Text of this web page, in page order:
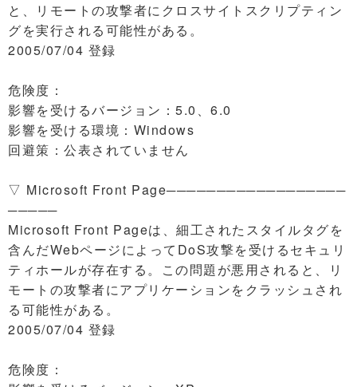
と、リモートの攻撃者にクロスサイトスクリプティン
グを実行される可能性がある。
2005/07/04 登録
危険度：
影響を受けるバージョン：5.0、6.0
影響を受ける環境：Windows
回避策：公表されていません
▽ Microsoft Front Page──────────────────
─────
Microsoft Front Pageは、細工されたスタイルタグを
含んだWebページによってDoS攻撃を受けるセキュリ
ティホールが存在する。この問題が悪用されると、リ
モートの攻撃者にアプリケーションをクラッシュされ
る可能性がある。
2005/07/04 登録
危険度：